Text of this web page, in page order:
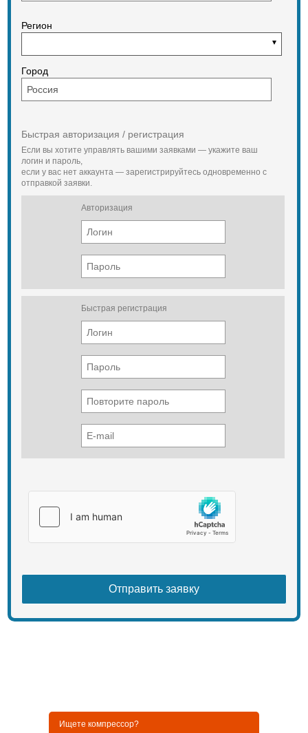
компрессорного элемента которое
компрессорного масла и фильтров.
Регион
Город
Быстрая авторизация / регистрация
Если вы хотите управлять вашими заявками — укажите ваш
логин и пароль,
если у вас нет аккаунта — зарегистрируйтесь одновременно с
отправкой заявки.
Авторизация
Быстрая регистрация
Ищете компрессор?